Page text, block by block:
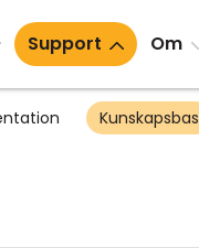
Support Om
Kunskapsbas